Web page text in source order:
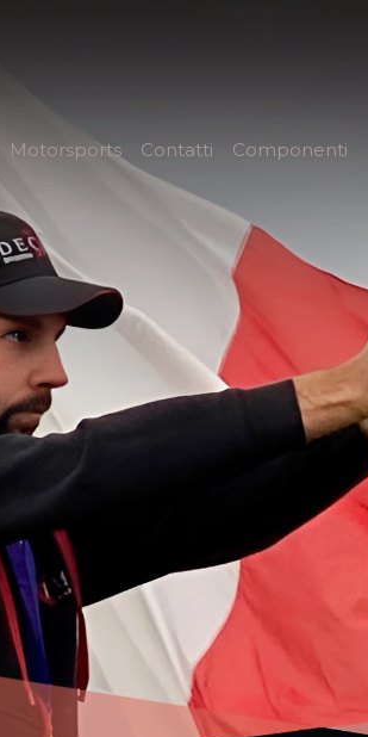
Motorsports Contatti Componenti